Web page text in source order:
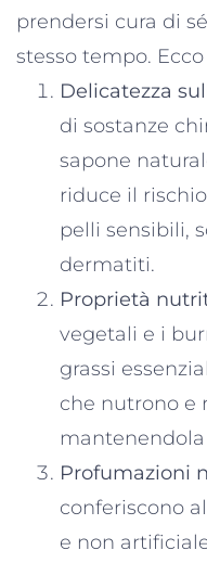
prendersi cura di
stesso tempo.
Delicatezza
di sostanze
sapone
riduce il
pelli sensibili,
dermatiti.
Proprietà
vegetali e i
grassi
che nutrono e
Profumazioni
conferiscono
e non